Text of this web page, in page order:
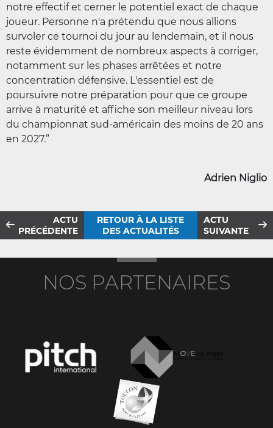
notre effectif et cerner le potentiel exact de chaque
joueur. Personne n'a prétendu que nous allions
survoler ce tournoi du jour au lendemain, et il nous
reste évidemment de nombreux aspects à corriger,
notamment sur les phases arrêtées et notre
concentration défensive. L'essentiel est de
poursuivre notre préparation pour que ce groupe
arrive à maturité et affiche son meilleur niveau lors
du championnat sud-américain des moins de 20 ans
en 2027.”
Adrien Niglio
ACTU
PRÉCÉDENTE
RETOUR À LA LISTE
DES ACTUALITÉS
ACTU
SUIVANTE
NOS PARTENAIRES